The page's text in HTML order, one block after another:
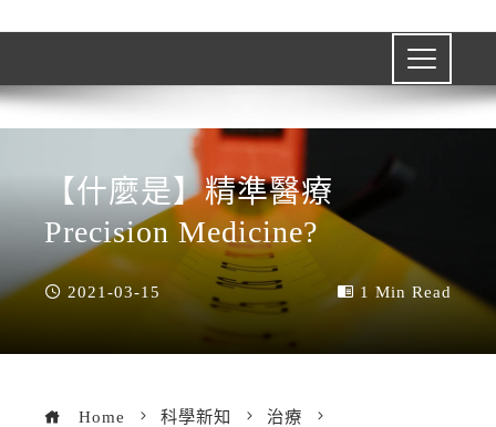
【什麼是】精準醫療
Precision Medicine?
2021-03-15 1 Min Read
Home 科學新知
治療